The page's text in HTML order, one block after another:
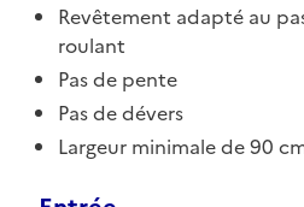
Revêtement adapté au
roulant
Pas de pente
Pas de dévers
Largeur minimale de 90